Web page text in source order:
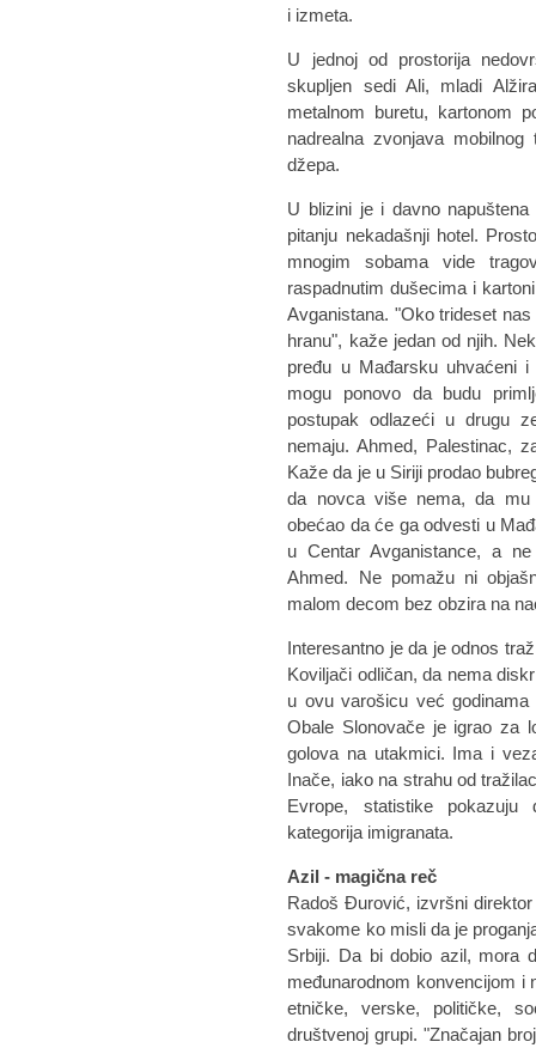
i izmeta.
U jednoj od prostorija
skupljen sedi Ali, mladi
metalnom buretu, kartonom
nadrealna zvonjava
džepa.
U blizini je i davno
pitanju nekadašnji hotel.
mnogim sobama vide
raspadnutim dušecima i
Avganistana. "Oko trideset
hranu", kaže jedan od njih.
pređu u Mađarsku uhvaćeni
mogu ponovo da budu
postupak odlazeći u drugu
nemaju. Ahmed, Palestinac,
Kaže da je u Siriji prodao
da novca više nema, da mu
obećao da će ga odvesti u
u Centar Avganistance, a
Ahmed. Ne pomažu ni
malom decom bez obzira na
Interesantno je da je odnos
Koviljači odličan, da nema
u ovu varošicu već
Obale Slonovače je igrao za
golova na utakmici. Ima i
Inače, iako na strahu od
Evrope, statistike
kategorija imigranata.
Azil - magična reč
Radoš Đurović, izvršni
svakome ko misli da je
Srbiji. Da bi dobio azil, mora
međunarodnom konvencijom i
etničke, verske, političke,
društvenoj grupi. "Značajan